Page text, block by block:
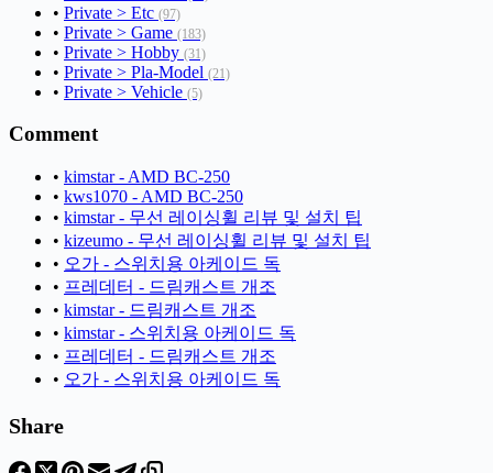
• Private > Etc (97)
• Private > Game (183)
• Private > Hobby (31)
• Private > Pla-Model (21)
• Private > Vehicle (5)
Comment
• kimstar - AMD BC-250
• kws1070 - AMD BC-250
• kimstar - 무선 레이싱휠 리뷰 및 설치 팁
• kizeumo - 무선 레이싱휠 리뷰 및 설치 팁
• 오가 - 스위치용 아케이드 독
• 프레데터 - 드림캐스트 개조
• kimstar - 드림캐스트 개조
• kimstar - 스위치용 아케이드 독
• 프레데터 - 드림캐스트 개조
• 오가 - 스위치용 아케이드 독
Share